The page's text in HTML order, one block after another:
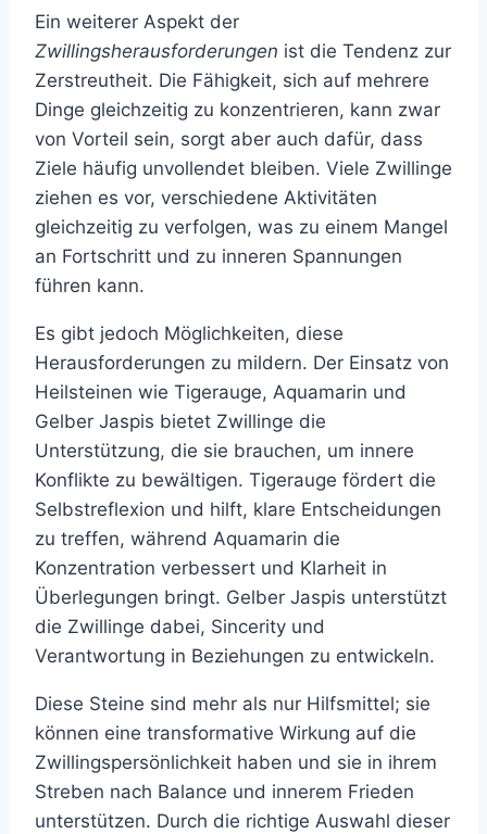
Ein weiterer Aspekt der
Zwillingsherausforderungen ist die Tendenz zur
Zerstreutheit. Die Fähigkeit, sich auf mehrere
Dinge gleichzeitig zu konzentrieren, kann zwar
von Vorteil sein, sorgt aber auch dafür, dass
Ziele häufig unvollendet bleiben. Viele Zwillinge
ziehen es vor, verschiedene Aktivitäten
gleichzeitig zu verfolgen, was zu einem Mangel
an Fortschritt und zu inneren Spannungen
führen kann.
Es gibt jedoch Möglichkeiten, diese
Herausforderungen zu mildern. Der Einsatz von
Heilsteinen wie Tigerauge, Aquamarin und
Gelber Jaspis bietet Zwillinge die
Unterstützung, die sie brauchen, um innere
Konflikte zu bewältigen. Tigerauge fördert die
Selbstreflexion und hilft, klare Entscheidungen
zu treffen, während Aquamarin die
Konzentration verbessert und Klarheit in
Überlegungen bringt. Gelber Jaspis unterstützt
die Zwillinge dabei, Sincerity und
Verantwortung in Beziehungen zu entwickeln.
Diese Steine sind mehr als nur Hilfsmittel; sie
können eine transformative Wirkung auf die
Zwillingspersönlichkeit haben und sie in ihrem
Streben nach Balance und innerem Frieden
unterstützen. Durch die richtige Auswahl dieser